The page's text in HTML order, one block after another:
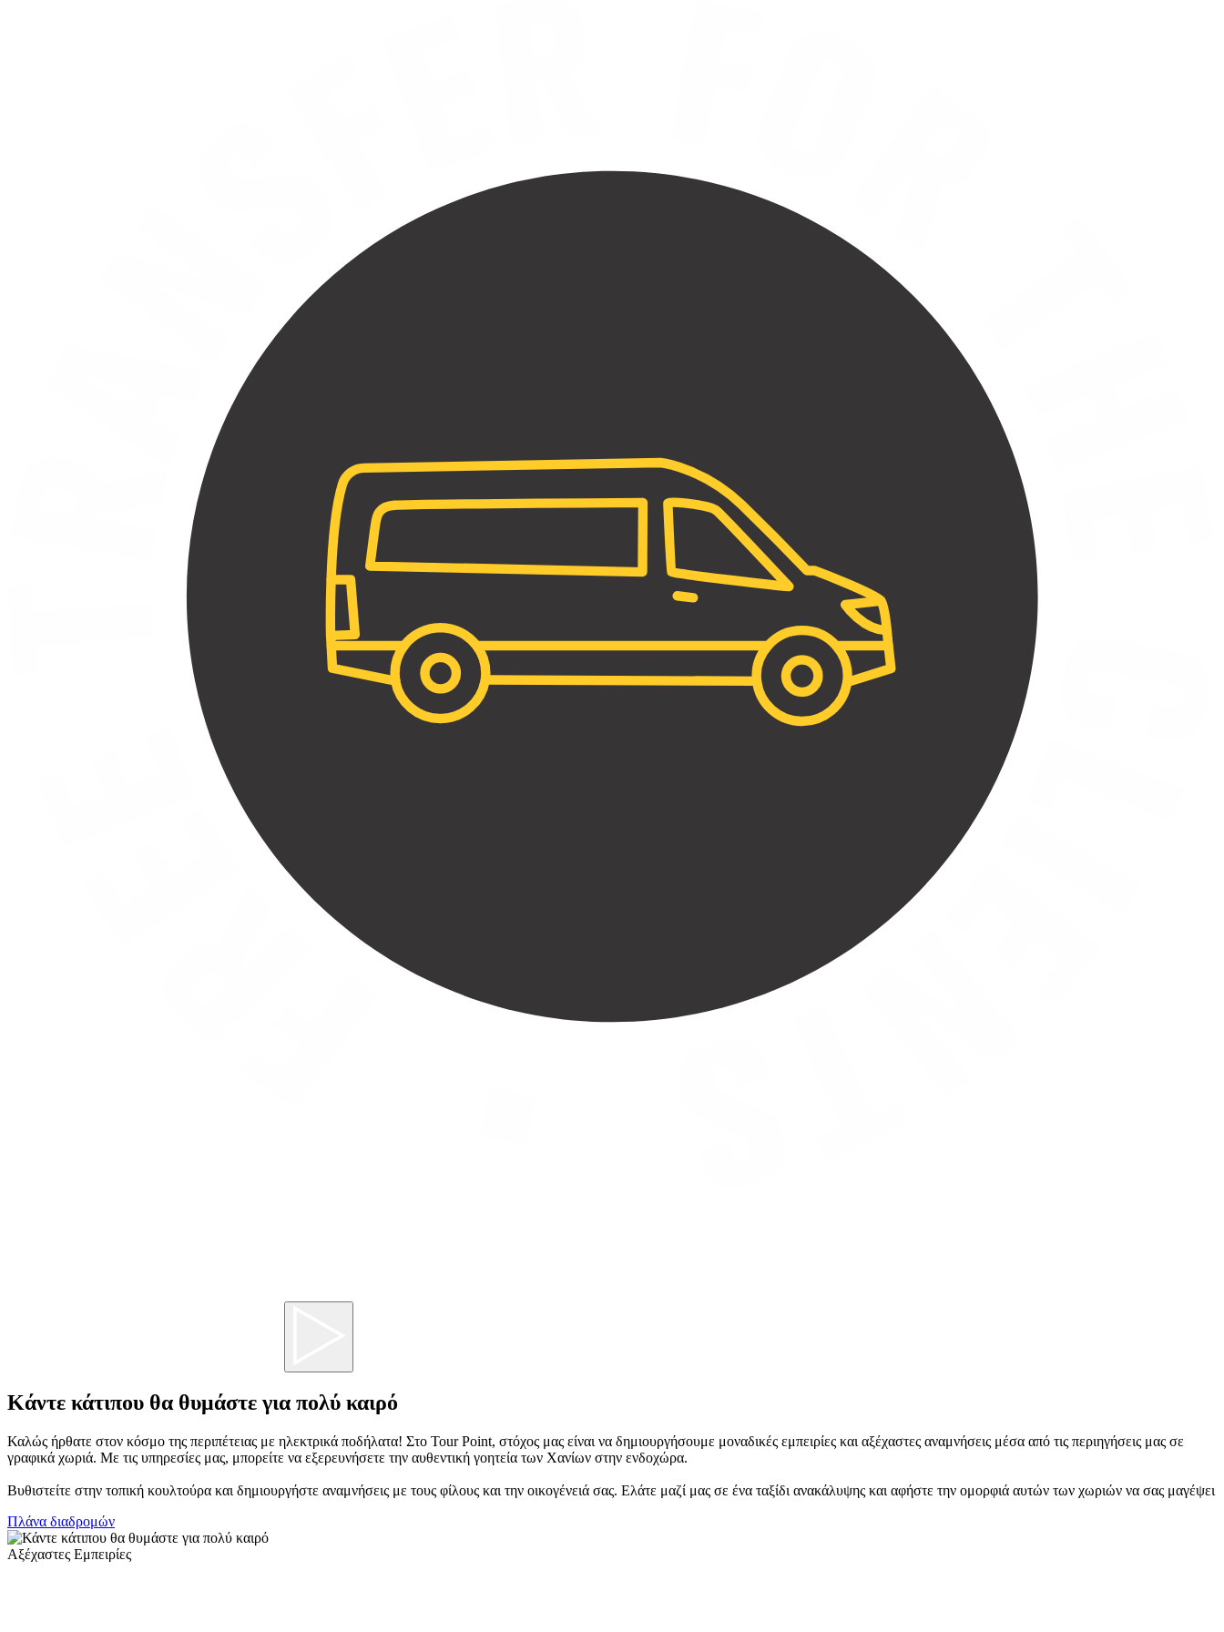
Κάντε κάτιπου θα θυμάστε για πολύ καιρό
Καλώς ήρθατε στον κόσμο της περιπέτειας με ηλεκτρικά ποδήλατα! Στο Tour Point, στόχος μας είναι να δημιουργήσουμε μοναδικές εμπειρίες και αξέχαστες αναμνήσεις μέσα από τις περιηγήσεις μας σε
γραφικά χωριά. Με τις υπηρεσίες μας, μπορείτε να εξερευνήσετε την αυθεντική γοητεία των Χανίων στην ενδοχώρα.
Βυθιστείτε στην τοπική κουλτούρα και δημιουργήστε αναμνήσεις με τους φίλους και την οικογένειά σας. Ελάτε μαζί μας σε ένα ταξίδι ανακάλυψης και αφήστε την ομορφιά αυτών των χωριών να σας μαγέψει
Πλάνα διαδρομών
Αξέχαστες Εμπειρίες